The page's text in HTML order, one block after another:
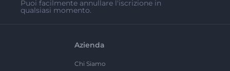
Puoi facilmente annullare l'iscrizione in
qualsiasi momento.
Azienda
Chi Siamo